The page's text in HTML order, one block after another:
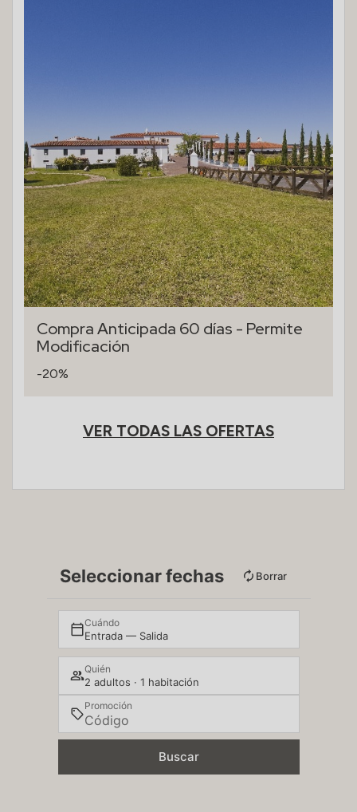
Compra Anticipada 60 días - Permite
Modificación
-20%
VER TODAS LAS OFERTAS
Seleccionar fechas Borrar
Cuándo
Entrada — Salida
Quién
2 adultos · 1 habitación
Promoción
Buscar